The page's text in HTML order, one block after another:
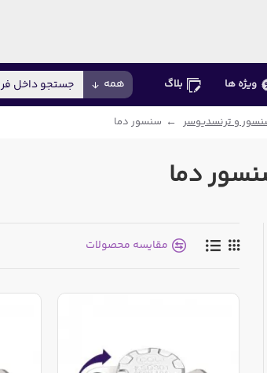
ویژه ها بلاگ همه
و ترنسدیوسر سنسور دما
دما
مقایسه محصولات